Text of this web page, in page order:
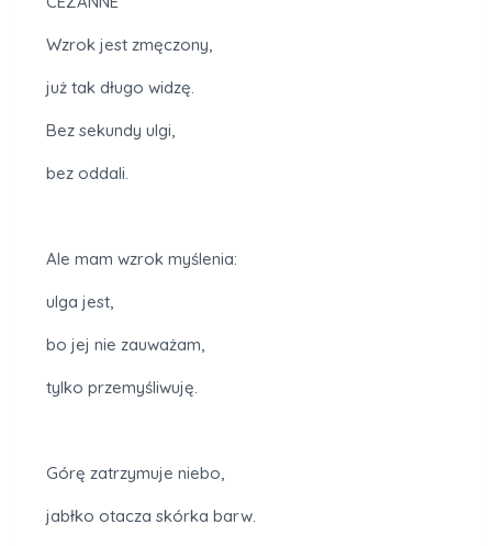
Wzrok jest zmęczony,
już tak długo widzę.
Bez sekundy ulgi,
bez oddali.
Ale mam wzrok myślenia:
ulga jest,
bo jej nie zauważam,
tylko przemyśliwuję.
Górę zatrzymuje niebo,
jabłko otacza skórka barw.